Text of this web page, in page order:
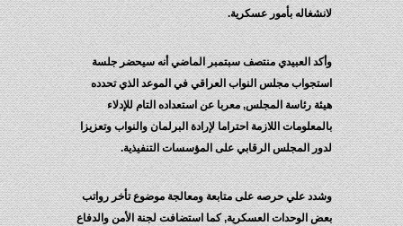
لانشغاله بأمور عسكرية.
وأكد العبيدي منتصف سبتمبر الماضي أنه سيحضر جلسة
استجواب مجلس النواب العراقي في الموعد الذي تحدده
هيئة رئاسة المجلس, معربا عن استعداده التام للإدلاء
بالمعلومات اللازمة احتراما لإرادة البرلمان والنواب وتعزيزا
لدور المجلس الرقابي على المؤسسات التنفيذية.
وشدد علي حرصه على متابعة ومعالجة موضوع تأخر رواتب
بعض الوحدات العسكرية, كما استضافت لجنة الأمن والدفاع